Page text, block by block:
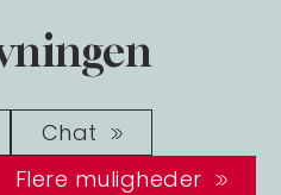
Chat
Flere muligheder